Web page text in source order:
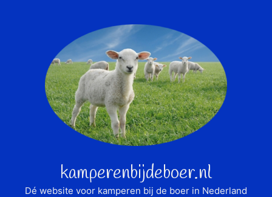
kamperenbijdeboer.nl
Dé website voor kamperen bij de boer in Nederland